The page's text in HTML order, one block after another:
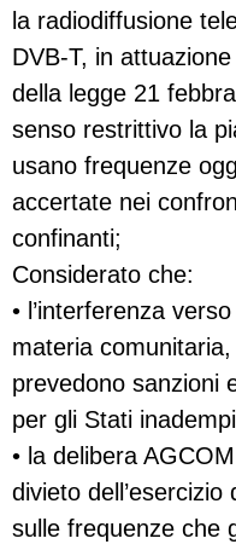
la radiodiffusione
DVB-T, in
della legge 21
senso restrittivo la
usano frequenze
accertate nei
confinanti;
Considerato che:
• l’interferenza
materia
prevedono sanzioni
per gli Stati
• la delibera
divieto
sulle frequenze che